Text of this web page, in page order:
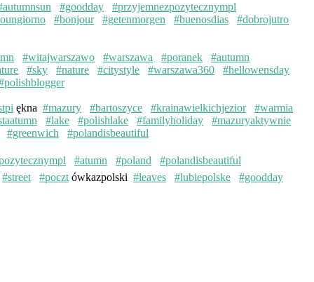
#goodday
#przyjemnezpozytecznympl
#bonjour #getenmorgen #buenosdias
#dobrojutro
#witajwarszawo #warszawa #poranek
#autumn
#sky #nature #citystyle #warszawa360
#hellowensday
ękna #mazury #bartoszyce #krainawielkichjezior
#warmia
#lake #polishlake #familyholiday
#mazuryaktywnie
#greenwich #polandisbeautiful
#atumn #poland
#polandisbeautiful
#street #poczt ówkazpolski #leaves #lubiepolske
#goodday